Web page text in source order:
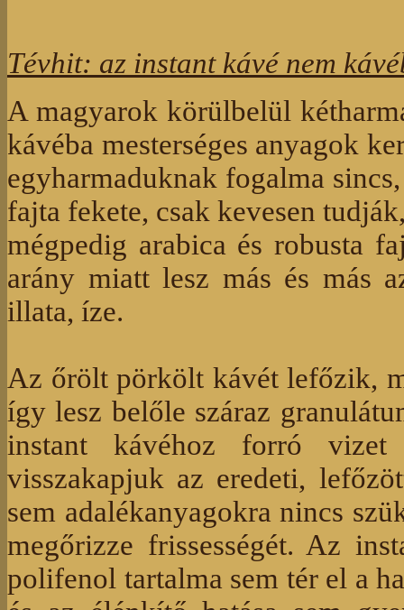
Tévhit: az instant kávé nem
A magyarok körülbelül
kávéba mesterséges anyagok
egyharmaduknak fogalma
fajta fekete, csak kevesen
mégpedig arabica és robusta
arány miatt lesz más és más
illata, íze.
Az őrölt pörkölt kávét lefőzik,
így lesz belőle száraz
instant kávéhoz forró
visszakapjuk az eredeti,
sem adalékanyagokra nincs
megőrizze frissességét. Az
polifenol tartalma sem tér el a